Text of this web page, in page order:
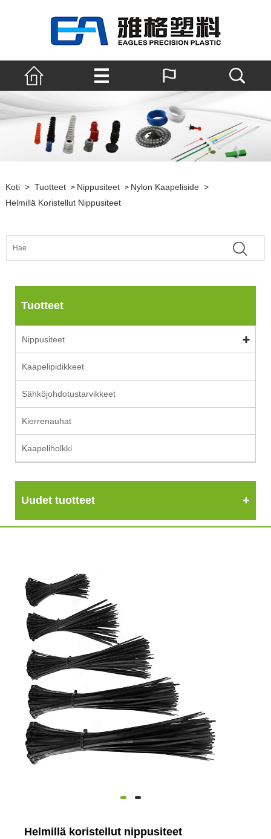
Koti > Tuotteet > Nippusiteet > Nylon Kaapeliside >
Helmillä Koristellut Nippusiteet
Tuotteet
Nippusiteet
Kaapelipidikkeet
Sähköjohdotustarvikkeet
Kierrenauhat
Kaapeliholkki
Uudet tuotteet
Helmillä koristellut nippusiteet